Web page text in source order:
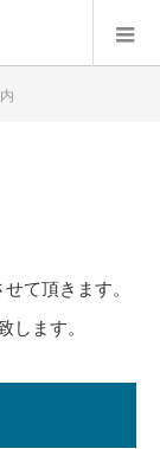
て頂きます。
します。